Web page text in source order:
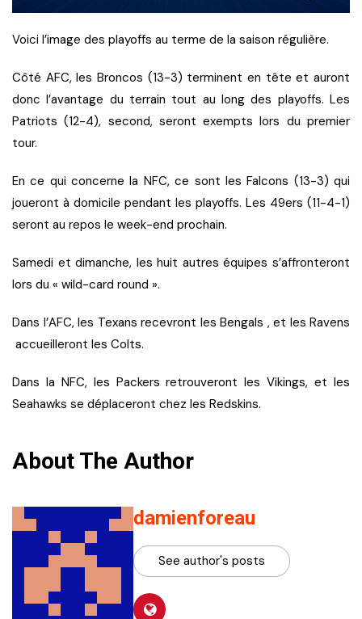
Voici l’image des playoffs au terme de la saison régulière.
Côté AFC, les Broncos (13-3) terminent en tête et auront
donc l’avantage du terrain tout au long des playoffs. Les
Patriots (12-4), second, seront exempts lors du premier
tour.
En ce qui concerne la NFC, ce sont les Falcons (13-3) qui
joueront à domicile pendant les playoffs. Les 49ers (11-4-1)
seront au repos le week-end prochain.
Samedi et dimanche, les huit autres équipes s’affronteront
lors du « wild-card round ».
Dans l’AFC, les Texans recevront les Bengals , et les Ravens
accueilleront les Colts.
Dans la NFC, les Packers retrouveront les Vikings, et les
Seahawks se déplaceront chez les Redskins.
About The Author
damienforeau
See author's posts